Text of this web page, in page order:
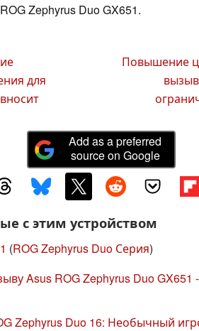
Zephyrus Duo GX651.
для
Повышение
Add as a preferred
source on Google
с этим устройством
(ROG Zephyrus Duo Серия)
Asus ROG Zephyrus Duo
Zephyrus Duo 16: Необычный